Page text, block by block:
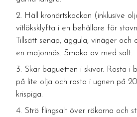
Häll kronärtskockan (inklusive
vitlöksklyfta i en behållare för
Tillsätt senap, äggula, vinäger och
en majonnäs. Smaka av med salt.
Skär baguetten i skivor. Rosta i
på lite olja och rosta i ugnen på
krispiga.
Strö flingsalt över räkorna och